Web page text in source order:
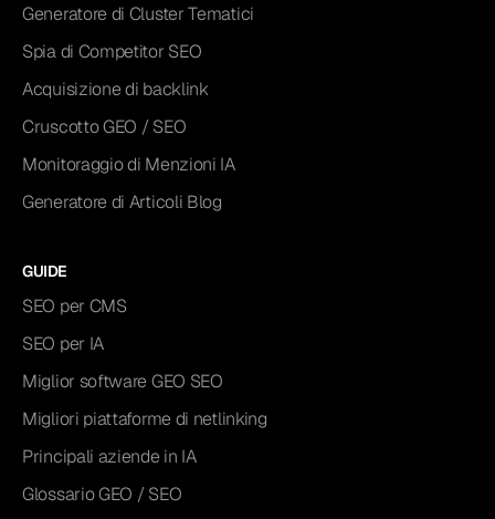
Generatore di Cluster Tematici
Spia di Competitor SEO
Acquisizione di backlink
Cruscotto GEO / SEO
Monitoraggio di Menzioni IA
Generatore di Articoli Blog
GUIDE
SEO per CMS
SEO per IA
Miglior software GEO SEO
Migliori piattaforme di netlinking
Principali aziende in IA
Glossario GEO / SEO